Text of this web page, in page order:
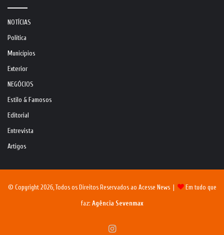
NOTÍCIAS
Política
Municípios
Exterior
NEGÓCIOS
Estilo & Famosos
Editorial
Entrevista
Artigos
© Copyright 2026, Todos os Direitos Reservados ao Acesse News | Em tudo que
faz: Agência Sevenmax
Instagram